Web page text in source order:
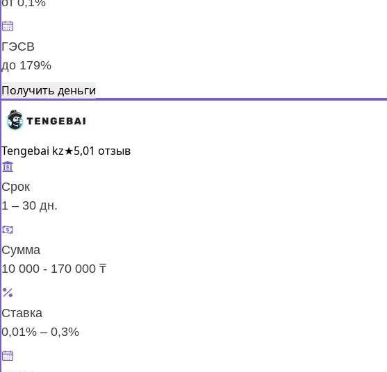
ГЭСВ
до 179%
Получить деньги
Tengebai kz★5,01 отзыв
Срок
1 – 30 дн.
Сумма
10 000 - 170 000 ₸
Ставка
0,01% – 0,3%